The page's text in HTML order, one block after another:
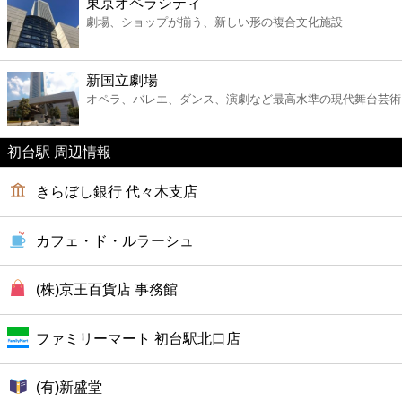
ファミレス
ファーストフード
カフェ
ショッピング
銀行
病院
ホテル
劇場、ショップが揃う、新しい形の複合文化施設
新国立劇場
オペラ、バレエ、ダンス、演劇など最高水準の現代舞台芸
初台駅 周辺情報
きらぼし銀行 代々木支店
カフェ・ド・ルラーシュ
(株)京王百貨店 事務館
ファミリーマート 初台駅北口店
(有)新盛堂